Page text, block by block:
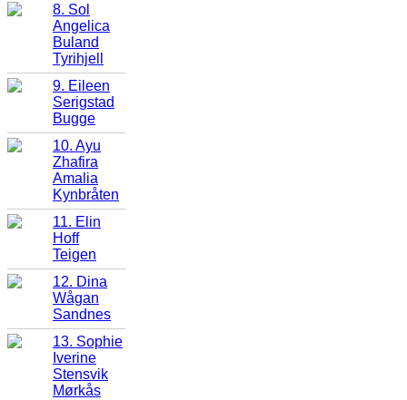
8. Sol
Angelica
Buland
Tyrihjell
9. Eileen
Serigstad
Bugge
10. Ayu
Zhafira
Amalia
Kynbråten
11. Elin
Hoff
Teigen
12. Dina
Wågan
Sandnes
13. Sophie
Iverine
Stensvik
Mørkås